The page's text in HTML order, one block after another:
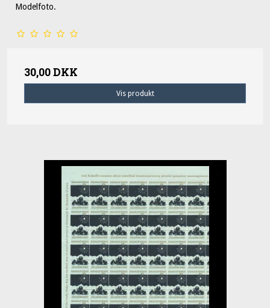
Modelfoto.
30,00 DKK
Vis produkt